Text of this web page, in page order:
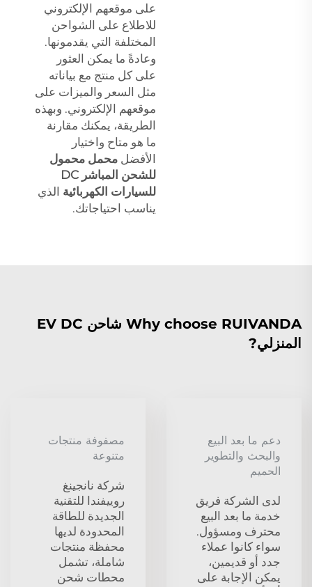
على موقعهم الإلكتروني
للاطلاع على الشواحن
المختلفة التي يقدمونها.
وعادةً ما يمكن العثور
على كل منتج مع بياناته
مثل السعر والميزات على
موقعهم الإلكتروني. وبهذه
الطريقة، يمكنك مقارنة
ما هو متاح واختيار
الأفضل محمل محمول
للشحن المباشر DC
للسيارات الكهربائية الذي
يناسب احتياجاتك.
Why choose RUIVANDA شاحن EV DC
المنزلي?
دعم ما بعد البيع
والبحث والتطوير
الحميم
لدى الشركة فريق
خدمة ما بعد البيع
محترف ومسؤول.
سواء كانوا عملاء
جدد أو قديمين،
يمكن الإجابة على
مصفوفة منتجات
متنوعة
شركة نانجينغ
روييفندا للتقنية
الجديدة للطاقة
المحدودة لديها
محفظة منتجات
شاملة، تشمل
محطات شحن